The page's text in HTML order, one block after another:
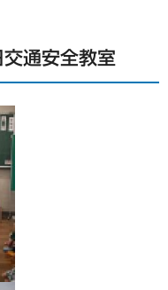
通安全教室